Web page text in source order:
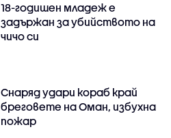
18-годишен младеж е
задържан за убийството на
чичо си
Снаряд удари кораб край
бреговете на Оман, избухна
пожар